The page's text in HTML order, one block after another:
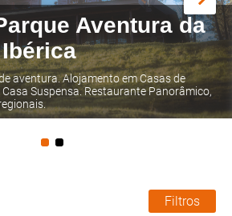
de casa
umas férias, fim-de-semana ou uns dias
envolvência natural, calma e de aventura.
da Natureza!
Filtros